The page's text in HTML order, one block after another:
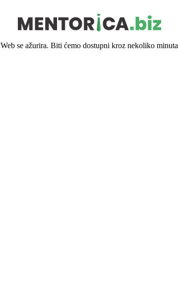
Web se ažurira. Biti ćemo dostupni kroz nekoliko minuta